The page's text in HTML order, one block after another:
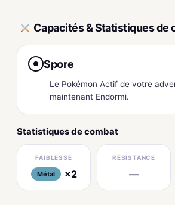
Capacités & Statistiques de
● Spore
Le Pokémon Actif de votre
maintenant Endormi.
Statistiques de combat
FAIBLESSE
Métal ×2
RÉSISTANCE
—